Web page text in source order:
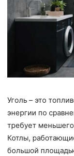
Уголь – это
энергии по
требует
Котлы,
большой